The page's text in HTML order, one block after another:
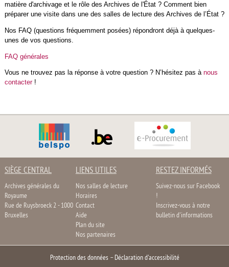
matière d'archivage et le rôle des Archives de l'État ? Comment bien
préparer une visite dans une des salles de lecture des Archives de l’État ?
Nos FAQ (questions fréquemment posées) répondront déjà à quelques-
unes de vos questions.
FAQ générales
Vous ne trouvez pas la réponse à votre question ? N’hésitez pas à nous
contacter!
SIÈGE CENTRAL
Archives générales du
Royaume
Rue de Ruysbroeck 2 - 1000
Bruxelles
LIENS UTILES
Nos salles de lecture
Horaires
Contact
Aide
Plan du site
Nos partenaires
RESTEZ INFORMÉS
Suivez-nous sur Facebook
!
Inscrivez-vous à notre
bulletin d'informations
Protection des données– Déclaration d'accessibilité